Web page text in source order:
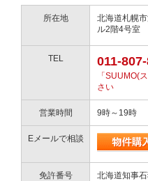
所在地
北海道札幌
ル2階4号室
TEL 011-
「SUUMO(
さい
営業時間 9時～19時
Eメールで相談
免許番号
北海道知事